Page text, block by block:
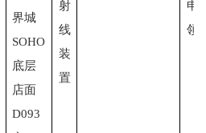
界城
SOHO
底层
店面
D093
射
线
装
置
申
领